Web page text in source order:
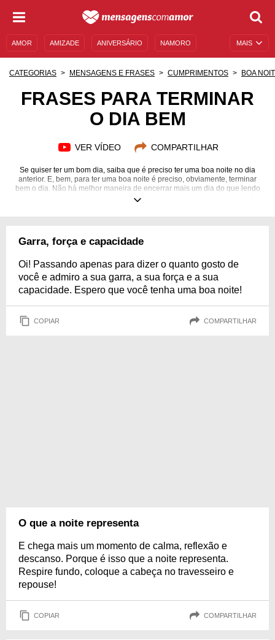
MAIS
AMOR AMIZADE ANIVERSÁRIO NAMORO
MENSAGENS DE ANIVERSÁRIO
CATEGORIAS MENSAGENS E FRASES CUMPRIMENTOS BOA
FRASES PARA TERMINAR
O DIA BEM
VER VÍDEO COMPARTILHAR
Se quiser ter um bom dia, saiba que é preciso ter uma boa noite no dia
anterior. E, bem, para ter uma boa noite é preciso, obviamente, terminar
bem o dia. Não há melhor maneira de encerrar mais um dia do que lendo
lindas mensagens e enchendo o coração de positividade e de inspiração,
preparando para dar boas-vindas a um novo dia que começará muito em
Garra, força e capacidade
Oi! Passando apenas para dizer o quanto gosto de
você e admiro a sua garra, a sua força e a sua
capacidade. Espero que você tenha uma boa noite!
COPIAR COMPARTILHAR
O que a noite representa
E chega mais um momento de calma, reflexão e
descanso. Porque é isso que a noite representa.
Respire fundo, coloque a cabeça no travesseiro e
repouse!
COPIAR COMPARTILHAR